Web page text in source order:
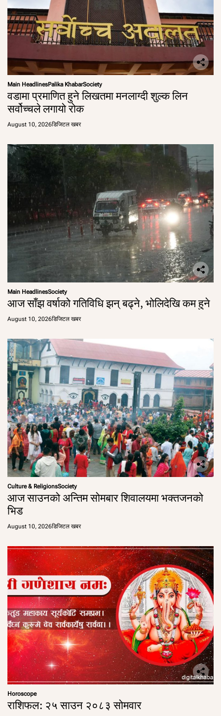
Main HeadlinesPalika KhabarSociety
वडामा प्रमाणित हुने लिखतमा मनलाग्दी शुल्क लिन
सर्वोच्चले लगायो रोक
August 10, 2026डिजिटल खबर
Main HeadlinesSociety
आज साँझ वर्षाको गतिविधि झन् बढ्ने, भोलिदेखि कम हुने
August 10, 2026डिजिटल खबर
Culture & ReligionsSociety
आज साउनको अन्तिम सोमबार शिवालयमा भक्तजनको
भिड
August 10, 2026डिजिटल खबर
Horoscope
राशिफल: २५ साउन २०८३ सोमवार